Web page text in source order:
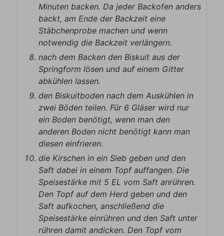
Minuten backen. Da jeder Backofen anders
backt, am Ende der Backzeit eine
Stäbchenprobe machen und wenn
notwendig die Backzeit verlängern.
nach dem Backen den Biskuit aus der
Springform lösen und auf einem Gitter
abkühlen lassen.
den Biskuitboden nach dem Auskühlen in
zwei Böden teilen. Für 6 Gläser wird nur
ein Boden benötigt, wenn man den
anderen Boden nicht benötigt kann man
diesen einfrieren.
die Kirschen in ein Sieb geben und den
Saft dabei in einem Topf auffangen. Die
Speisestärke mit 5 EL vom Saft anrühren.
Den Topf auf dem Herd geben und den
Saft aufkochen, anschließend die
Speisestärke einrühren und den Saft unter
rühren damit andicken. Den Topf vom